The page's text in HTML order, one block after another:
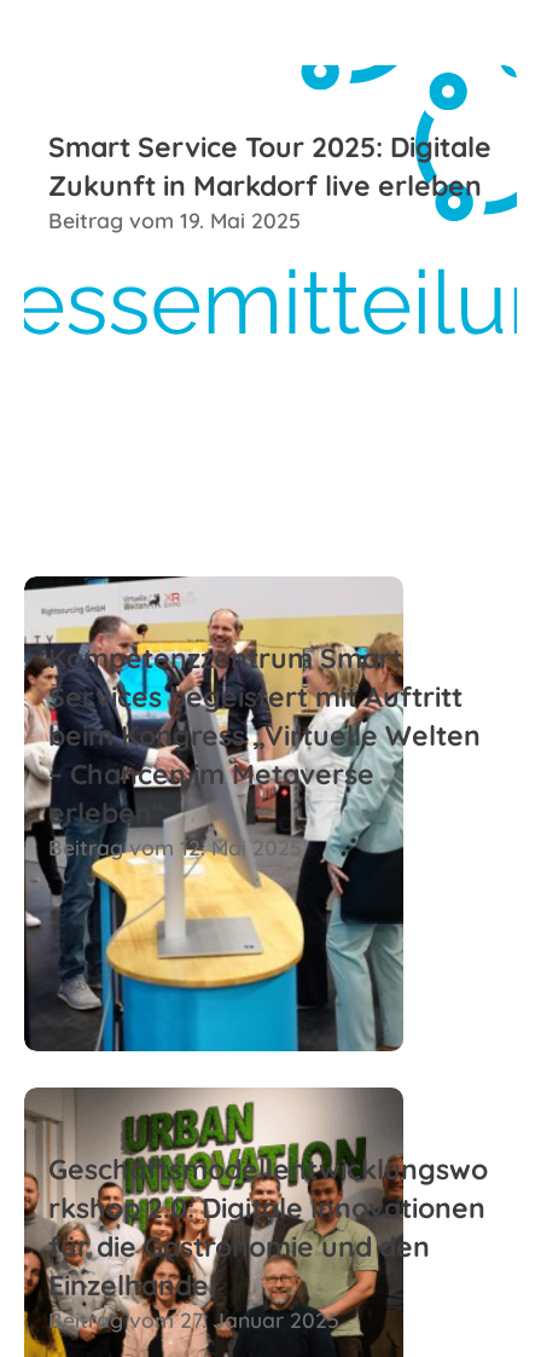
Smart Service Tour 2025: Digitale
Zukunft in Markdorf live erleben
Beitrag vom 19. Mai 2025
Kompetenzzentrum Smart
Services begeistert mit Auftritt
beim Kongress „Virtuelle Welten
– Chancen im Metaverse
erleben“
Beitrag vom 12. Mai 2025
Zum Beitrag
Geschäftsmodellentwicklungswo
rkshop 2.0: Digitale Innovationen
für die Gastronomie und den
Einzelhandel
Beitrag vom 27. Januar 2025